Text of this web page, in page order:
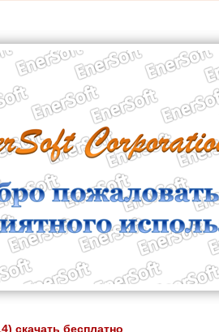
скачать бесплатно